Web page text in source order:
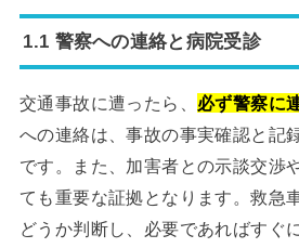
1.1 警察への連絡と病院受診
交通事故に遭ったら、 必ず警察に
への連絡は、事故の事実確認と記
です。また、加害者との示談交渉
ても重要な証拠となります。救急
どうか判断し、必要であればすぐ